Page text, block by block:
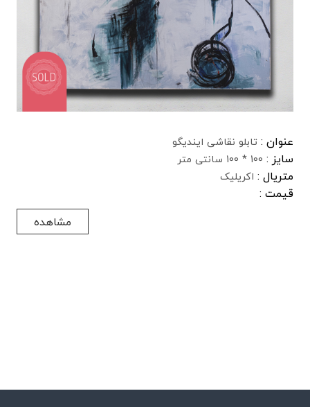
عنوان : تابلو نقاشی ایندیگو
سایز : 100 * 100 سانتی متر
متریال : اکریلیک
قیمت :
مشاهده